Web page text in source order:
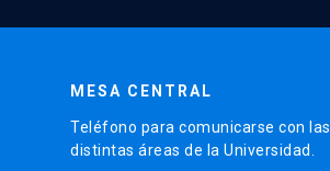
MESA CENTRAL
Teléfono para comunicarse con las
distintas áreas de la Universidad.